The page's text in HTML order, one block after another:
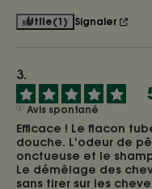
Utile(1) Signaler
Avis spontané
Efficace ! Le flacon
douche. L’odeur de
onctueuse et le
Le démêlage des
sans tirer sur les